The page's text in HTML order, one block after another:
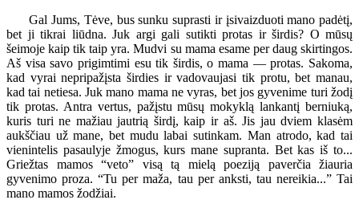
Gal Jums, Tėve, bus sunku suprasti ir įsivaizduoti mano padėtį,
bet ji tikrai liūdna. Juk argi gali sutikti protas ir širdis? O mūsų
šeimoje kaip tik taip yra. Mudvi su mama esame per daug skirtingos.
Aš visa savo prigimtimi esu tik širdis, o mama — protas. Sakoma,
kad vyrai nepripažįsta širdies ir vadovaujasi tik protu, bet manau,
kad tai netiesa. Juk mano mama ne vyras, bet jos gyvenime turi žodį
tik protas. Antra vertus, pažįstu mūsų mokyklą lankantį berniuką,
kuris turi ne mažiau jautrią širdį, kaip ir aš. Jis jau dviem klasėm
aukščiau už mane, bet mudu labai sutinkam. Man atrodo, kad tai
vienintelis pasaulyje žmogus, kurs mane supranta. Bet kas iš to...
Griežtas mamos “veto” visą tą mielą poeziją paverčia žiauria
gyvenimo proza. “Tu per maža, tau per anksti, tau nereikia...” Tai
mano mamos žodžiai.